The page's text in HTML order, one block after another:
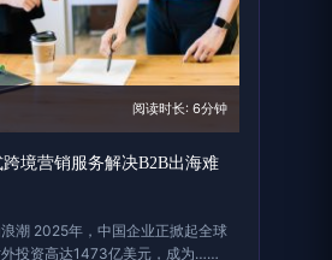
阅读时长: 6分钟
境营销服务解决B2B出海难
潮 2025年，中国企业正掀起全球
投资高达1473亿美元，成为……